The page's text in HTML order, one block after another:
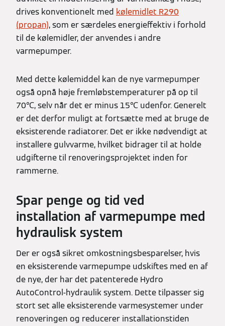
drives konventionelt med kølemidlet R290
(propan), som er særdeles energieffektiv i forhold
til de kølemidler, der anvendes i andre
varmepumper.
Med dette kølemiddel kan de nye varmepumper
også opnå høje fremløbstemperaturer på op til
70℃, selv når det er minus 15℃ udenfor. Generelt
er det derfor muligt at fortsætte med at bruge de
eksisterende radiatorer. Det er ikke nødvendigt at
installere gulvvarme, hvilket bidrager til at holde
udgifterne til renoveringsprojektet inden for
rammerne.
Spar penge og tid ved
installation af varmepumpe med
hydraulisk system
Der er også sikret omkostningsbesparelser, hvis
en eksisterende varmepumpe udskiftes med en af
de nye, der har det patenterede Hydro
AutoControl-hydraulik system. Dette tilpasser sig
stort set alle eksisterende varmesystemer under
renoveringen og reducerer installationstiden